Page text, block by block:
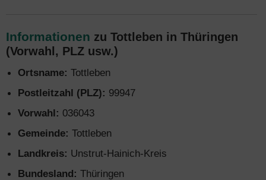
Informationen zu Tottleben in Thüringen
(Vorwahl, PLZ usw.)
Ortsname: Tottleben
Postleitzahl (PLZ): 99947
Vorwahl: 036043
Gemeinde: Tottleben
Landkreis: Unstrut-Hainich-Kreis
Bundesland: Thüringen